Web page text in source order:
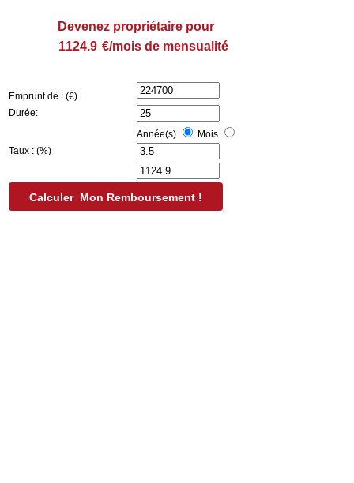
Devenez propriétaire pour
€/mois de mensualité
Emprunt de : (€)
Durée:
Année(s)
Mois
Taux : (%)